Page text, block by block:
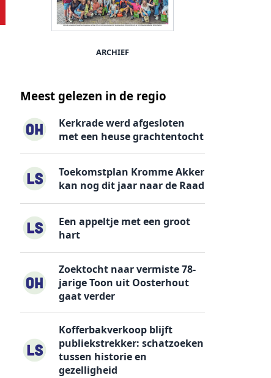
ARCHIEF
Meest gelezen in de regio
Kerkrade werd afgesloten
met een heuse grachtentocht
Toekomstplan Kromme Akker
kan nog dit jaar naar de Raad
Een appeltje met een groot
hart
Zoektocht naar vermiste 78-
jarige Toon uit Oosterhout
gaat verder
Kofferbakverkoop blijft
publiekstrekker: schatzoeken
tussen historie en
gezelligheid